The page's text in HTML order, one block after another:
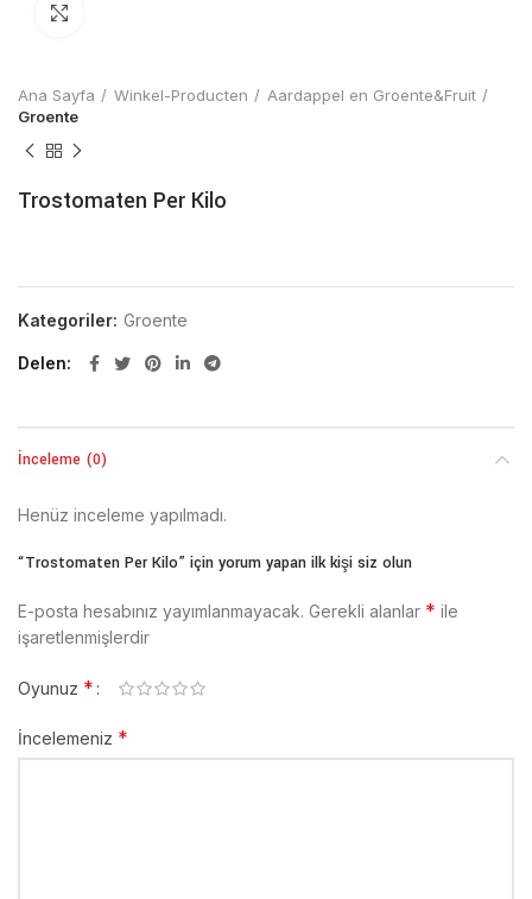
Ana Sayfa Winkel-Producten
Aardappel en Groente&Fruit
Groente
Trostomaten Per Kilo
Kategoriler: Groente
Delen
İnceleme (0)
Henüz inceleme yapılmadı.
“Trostomaten Per Kilo” için yorum yapan ilk kişi siz olun
E-posta hesabınız yayımlanmayacak. Gerekli alanlar * ile
işaretlenmişlerdir
Oyunuz *
İncelemeniz *